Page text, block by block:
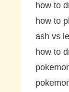
how to
how to
ash vs
how to